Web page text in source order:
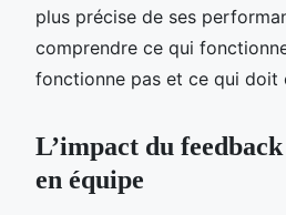
plus précise de ses
comprendre ce qui
fonctionne pas et ce qui doit
L’impact du
en équipe